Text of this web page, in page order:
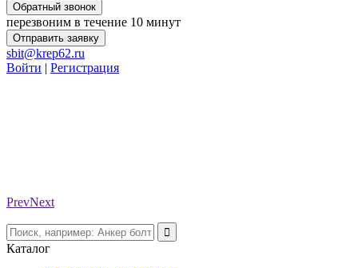
Обратный звонок
перезвоним в течение 10 минут
Отправить заявку
sbit@krep62.ru
Войти | Регистрация
PrevNext
Каталог